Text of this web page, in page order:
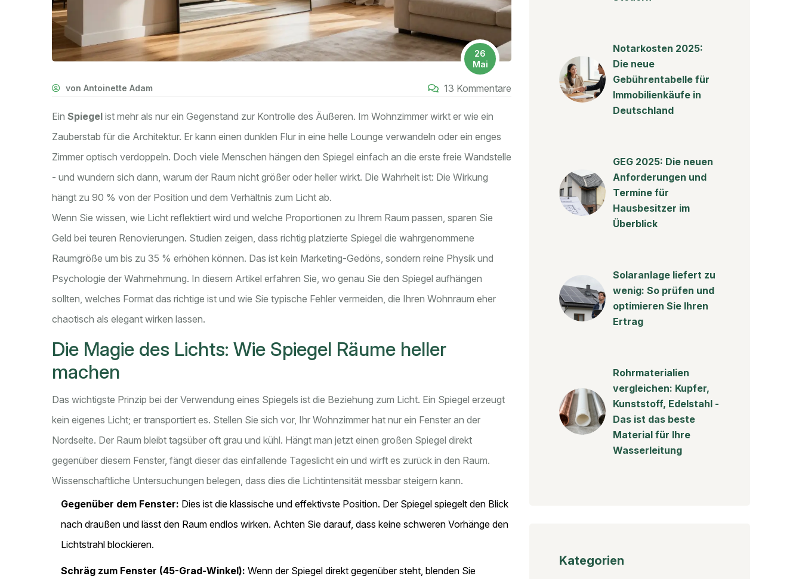
26
Mai
von Antoinette Adam 13 Kommentare
Ein Spiegel ist mehr als nur ein Gegenstand zur Kontrolle des Äußeren. Im Wohnzimmer wirkt er wie ein
Zauberstab für die Architektur. Er kann einen dunklen Flur in eine helle Lounge verwandeln oder ein enges
Zimmer optisch verdoppeln. Doch viele Menschen hängen den Spiegel einfach an die erste freie Wandstelle
- und wundern sich dann, warum der Raum nicht größer oder heller wirkt. Die Wahrheit ist: Die Wirkung
hängt zu 90 % von der Position und dem Verhältnis zum Licht ab.
Wenn Sie wissen, wie Licht reflektiert wird und welche Proportionen zu Ihrem Raum passen, sparen Sie
Geld bei teuren Renovierungen. Studien zeigen, dass richtig platzierte Spiegel die wahrgenommene
Raumgröße um bis zu 35 % erhöhen können. Das ist kein Marketing-Gedöns, sondern reine Physik und
Psychologie der Wahrnehmung. In diesem Artikel erfahren Sie, wo genau Sie den Spiegel aufhängen
sollten, welches Format das richtige ist und wie Sie typische Fehler vermeiden, die Ihren Wohnraum eher
chaotisch als elegant wirken lassen.
Die Magie des Lichts: Wie Spiegel Räume heller
machen
Das wichtigste Prinzip bei der Verwendung eines Spiegels ist die Beziehung zum Licht. Ein Spiegel erzeugt
kein eigenes Licht; er transportiert es. Stellen Sie sich vor, Ihr Wohnzimmer hat nur ein Fenster an der
Nordseite. Der Raum bleibt tagsüber oft grau und kühl. Hängt man jetzt einen großen Spiegel direkt
gegenüber diesem Fenster, fängt dieser das einfallende Tageslicht ein und wirft es zurück in den Raum.
Wissenschaftliche Untersuchungen belegen, dass dies die Lichtintensität messbar steigern kann.
Gegenüber dem Fenster: Dies ist die klassische und effektivste Position. Der Spiegel spiegelt den Blick
nach draußen und lässt den Raum endlos wirken. Achten Sie darauf, dass keine schweren Vorhänge den
Lichtstrahl blockieren.
Schräg zum Fenster (45-Grad-Winkel): Wenn der Spiegel direkt gegenüber steht, blenden Sie
Notarkosten 2025:
Die neue
Gebührentabelle für
Immobilienkäufe in
Deutschland
GEG 2025: Die neuen
Anforderungen und
Termine für
Hausbesitzer im
Überblick
Solaranlage liefert zu
wenig: So prüfen und
optimieren Sie Ihren
Ertrag
Rohrmaterialien
vergleichen: Kupfer,
Kunststoff, Edelstahl -
Das ist das beste
Material für Ihre
Wasserleitung
Kategorien